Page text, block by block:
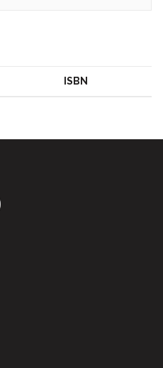
ISBN